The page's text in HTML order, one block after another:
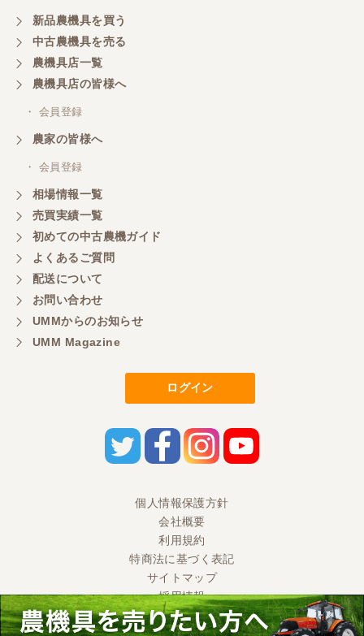
岐阜県／横倉林
ありがとうございます
岐阜県／横倉林
ありがとうございます
岐阜県／横倉林
ありがとうございます
岐阜県／横倉林
ありがとうございます
岐阜県／横倉林
ありがとうございます
お世話になりました。ありがとうございます
新品農機具を買う
中古農機具を売る
農機具店一覧
農機具店の皆様へ
・ 会員登録
農家の皆様へ
・ 会員登録
相場情報一覧
売買実績一覧
初めての中古農機ガイド
よくあるご質問
配送について
お問い合わせ
UMMからのお知らせ
UMM Magazine
ログイン
個人情報保護方針
会社概要
利用規約
特商法に基づく表記
サイトマップ
採用情報
Ⓒ 2020 UMM CO., LTD. All Rights Reserved.